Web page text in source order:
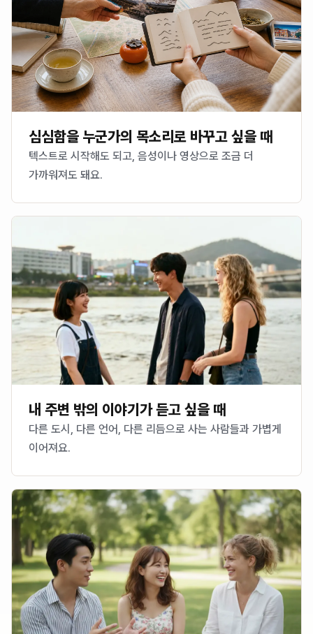
심심함을 누군가의 목소리로 바꾸고 싶을 때
텍스트로 시작해도 되고, 음성이나 영상으로 조금 더
가까워져도 돼요.
내 주변 밖의 이야기가 듣고 싶을 때
다른 도시, 다른 언어, 다른 리듬으로 사는 사람들과 가볍게
이어져요.